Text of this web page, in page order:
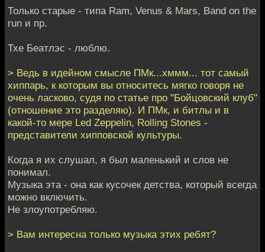
Только старые - типа Ram, Venus & Mars, Band on the
run и пр.
Тхе Беатлэс - люблю.
> Ведь в идейном смысле ПМк...хммм... тот самый
хиппарь, к которым вы относитесь мягко говоря не
очень ласково, судя по статье про "Бойцовский клуб"
(отношение это разделяю). И ПМк, и битлы и в
какой-то мере Led Zeppelin, Rolling Stones -
представители хипповской культуры.
Когда я их слушал, я был маленький и слов не
понимал.
Музыка эта - она как кусочек детства, который всегда
можно включить.
Не злоупотребляю.
> Вам интересна только музыка этих ребят?